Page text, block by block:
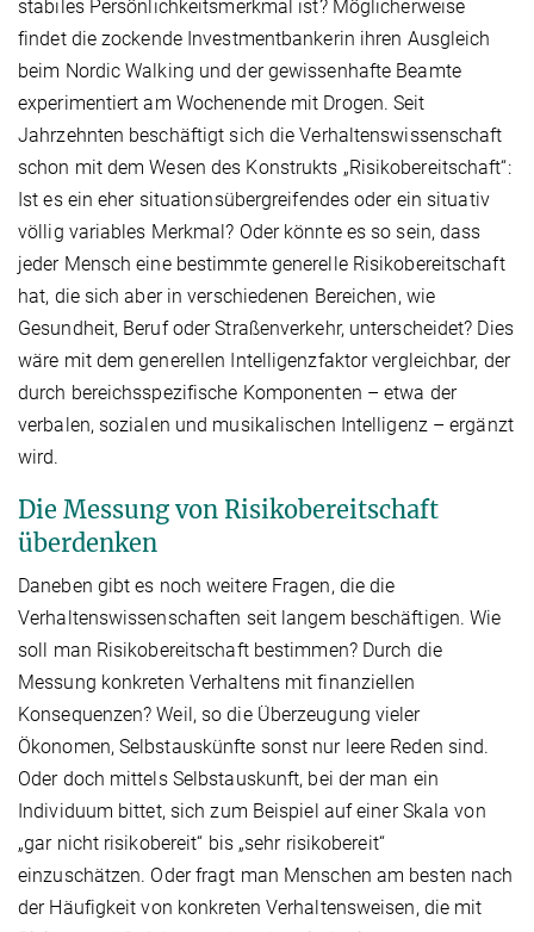
stabiles Persönlichkeitsmerkmal ist? Möglicherweise
findet die zockende Investmentbankerin ihren Ausgleich
beim Nordic Walking und der gewissenhafte Beamte
experimentiert am Wochenende mit Drogen. Seit
Jahrzehnten beschäftigt sich die Verhaltenswissenschaft
schon mit dem Wesen des Konstrukts „Risikobereitschaft“:
Ist es ein eher situationsübergreifendes oder ein situativ
völlig variables Merkmal? Oder könnte es so sein, dass
jeder Mensch eine bestimmte generelle Risikobereitschaft
hat, die sich aber in verschiedenen Bereichen, wie
Gesundheit, Beruf oder Straßenverkehr, unterscheidet? Dies
wäre mit dem generellen Intelligenzfaktor vergleichbar, der
durch bereichsspezifische Komponenten – etwa der
verbalen, sozialen und musikalischen Intelligenz – ergänzt
wird.
Die Messung von Risikobereitschaft
überdenken
Daneben gibt es noch weitere Fragen, die die
Verhaltenswissenschaften seit langem beschäftigen. Wie
soll man Risikobereitschaft bestimmen? Durch die
Messung konkreten Verhaltens mit finanziellen
Konsequenzen? Weil, so die Überzeugung vieler
Ökonomen, Selbstauskünfte sonst nur leere Reden sind.
Oder doch mittels Selbstauskunft, bei der man ein
Individuum bittet, sich zum Beispiel auf einer Skala von
„gar nicht risikobereit“ bis „sehr risikobereit“
einzuschätzen. Oder fragt man Menschen am besten nach
der Häufigkeit von konkreten Verhaltensweisen, die mit